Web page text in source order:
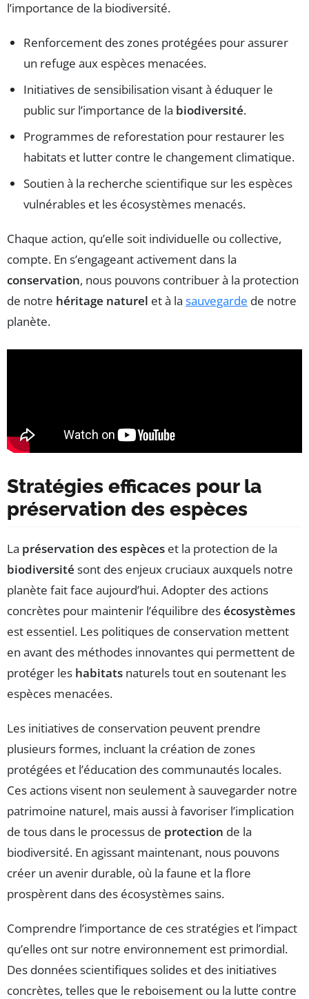
l’importance de la biodiversité.
Renforcement des zones protégées pour assurer
un refuge aux espèces menacées.
Initiatives de sensibilisation visant à éduquer le
public sur l’importance de la biodiversité.
Programmes de reforestation pour restaurer les
habitats et lutter contre le changement climatique.
Soutien à la recherche scientifique sur les espèces
vulnérables et les écosystèmes menacés.
Chaque action, qu’elle soit individuelle ou collective,
compte. En s’engageant activement dans la
conservation, nous pouvons contribuer à la protection
de notre héritage naturel et à la sauvegarde de notre
planète.
Stratégies efficaces pour la
préservation des espèces
La préservation des espèces et la protection de la
biodiversité sont des enjeux cruciaux auxquels notre
planète fait face aujourd’hui. Adopter des actions
concrètes pour maintenir l’équilibre desécosystèmes
est essentiel. Les politiques de conservation mettent
en avant des méthodes innovantes qui permettent de
protéger les habitats naturels tout en soutenant les
espèces menacées.
Les initiatives de conservation peuvent prendre
plusieurs formes, incluant la création de zones
protégées et l’éducation des communautés locales.
Ces actions visent non seulement à sauvegarder notre
patrimoine naturel, mais aussi à favoriser l’implication
de tous dans le processus de protection de la
biodiversité. En agissant maintenant, nous pouvons
créer un avenir durable, où la faune et la flore
prospèrent dans des écosystèmes sains.
Comprendre l’importance de ces stratégies et l’impact
qu’elles ont sur notre environnement est primordial.
Des données scientifiques solides et des initiatives
concrètes, telles que le reboisement ou la lutte contre